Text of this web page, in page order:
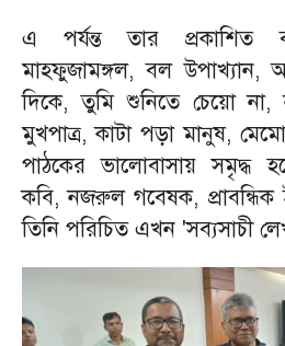
এ পর্যন্ত তার প্রকাশিত
মাহফুজামঙ্গল, বল উপাখ্যান,
দিকে, তুমি শুনিতে চেয়ো না,
মুখপাত্র, কাটা পড়া মানুষ,
পাঠকের ভালোবাসায় সমৃদ্ধ
কবি, নজরুল গবেষক, প্রাবন্ধিক
তিনি পরিচিত এখন 'সব্যসাচী